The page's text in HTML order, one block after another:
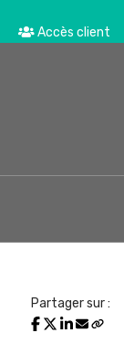
Accès client
Partager sur :